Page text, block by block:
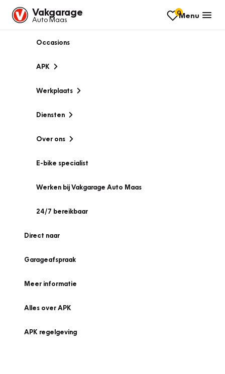
Vakgarage
Auto Maas
0Menu
Occasions
APK
Werkplaats
Diensten
Over ons
E-bike specialist
Werken bij Vakgarage Auto Maas
24/7 bereikbaar
Direct naar
Garageafspraak
Meer informatie
Alles over APK
APK regelgeving